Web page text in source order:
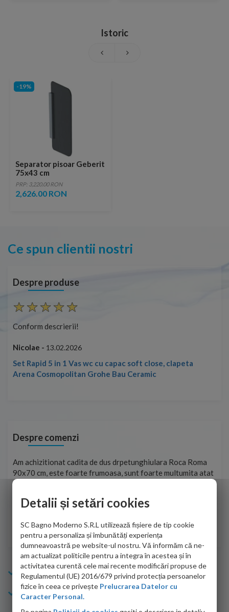
Istoric
-19%
Separator pisoar Geberit
75x43 cm
PRP: 3,220.00 RON
2,626.00 RON
Ce spun clientii nostri
Despre produse
Conform descrierii!
Nicolae - 13.02.2026
Set Rapid 5 in 1 Vas wc cu capac soft close, clapeta
Arena Cosmopolitan Grohe Bau Ceramic
Despre comenzi
Am achizitionat cadita de dus drpetunghiulara Roca Roma
90x70 cm, este foarte frumoasa, sunt foarte multumita atat
de personalul firmei dvs. cu care am colaborat in obtinerea
adus coletul in siguranta.Numai bine, va doresc!
Sofrone Viviana -28.07.2026
Info Bagno
Cumparaturi
Detalii și setări cookies
SC Bagno Moderno S.R.L utilizează fișiere de tip cookie
pentru a personaliza și îmbunătăți experiența
dumneavoastră pe website-ul nostru. Vă informăm că ne-
am actualizat politicile pentru a integra în acestea și în
activitatea curentă cele mai recente modificări propuse de
Regulamentul (UE) 2016/679 privind protecția persoanelor
fizice în ceea ce privește Prelucrarea Datelor cu
Caracter Personal.